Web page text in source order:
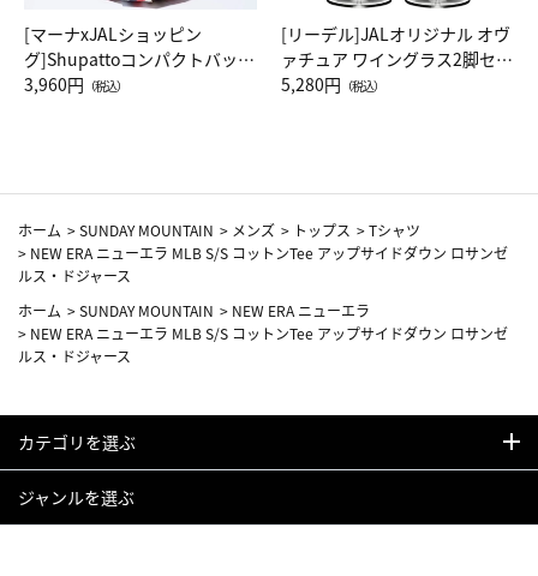
[マーナxJALショッピン
グ]Shupattoコンパクトバッグ
Drop JAL客室乗務員（LC）ス
3,960円 （税込）
[リーデル]JALオリジナル オヴ
ァチュア ワイングラス2脚セッ
ト（レッドワイン）
5,280円 （税込）
ホーム >SUNDAY MOUNTAIN > メンズ > トップス >Tシャツ
> NEW ERA ニューエラ MLB S/S コットンTee アップサイドダウン ロサンゼ
ルス・ドジャース
ホーム >SUNDAY MOUNTAIN > NEW ERA ニューエラ
> NEW ERA ニューエラ MLB S/S コットンTee アップサイドダウン ロサンゼ
ルス・ドジャース
カテゴリを選ぶ
ジャンルを選ぶ